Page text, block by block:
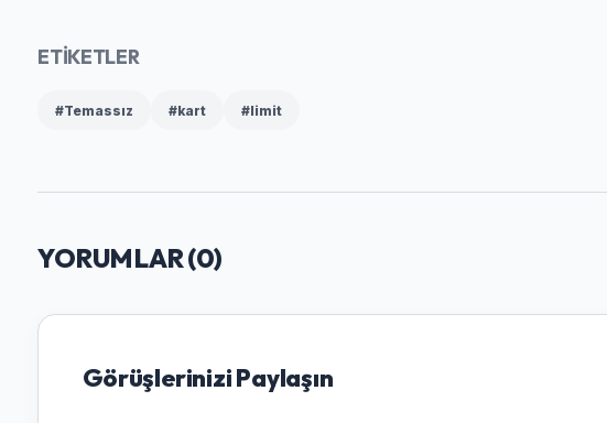
ETİKETLER
#Temassız #kart #limit
YORUMLAR (0)
Görüşlerinizi Paylaşın